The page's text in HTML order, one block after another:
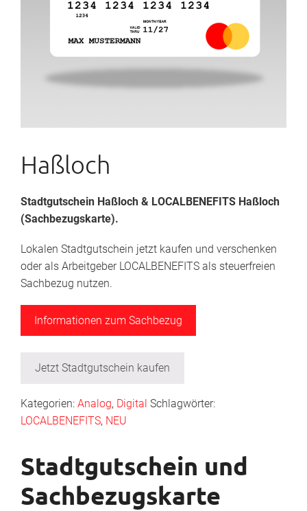
Haßloch
Stadtgutschein Haßloch & LOCALBENEFITS Haßloch
(Sachbezugskarte).
Lokalen Stadtgutschein jetzt kaufen und verschenken
oder als Arbeitgeber LOCALBENEFITS als steuerfreien
Sachbezug nutzen.
Informationen zum Sachbezug
Jetzt Stadtgutschein kaufen
Kategorien: Analog, Digital Schlagwörter:
LOCALBENEFITS, NEU
Stadtgutschein und
Sachbezugskarte